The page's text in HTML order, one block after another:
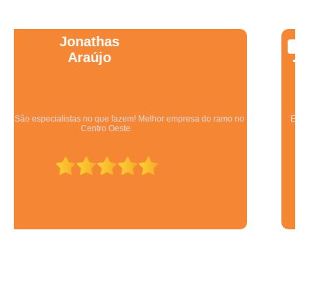
Wanessa
Equipe qualificada, atendimento muito pontual e de forma organizada.
Preza pela qualidade, bom gosto e preço justo.